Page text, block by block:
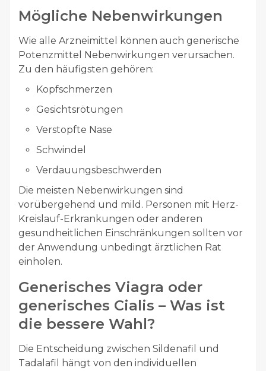
Mögliche Nebenwirkungen
Wie alle Arzneimittel können auch generische
Potenzmittel Nebenwirkungen verursachen.
Zu den häufigsten gehören:
Kopfschmerzen
Gesichtsrötungen
Verstopfte Nase
Schwindel
Verdauungsbeschwerden
Die meisten Nebenwirkungen sind
vorübergehend und mild. Personen mit Herz-
Kreislauf-Erkrankungen oder anderen
gesundheitlichen Einschränkungen sollten vor
der Anwendung unbedingt ärztlichen Rat
einholen.
Generisches Viagra oder
generisches Cialis – Was ist
die bessere Wahl?
Die Entscheidung zwischen Sildenafil und
Tadalafil hängt von den individuellen